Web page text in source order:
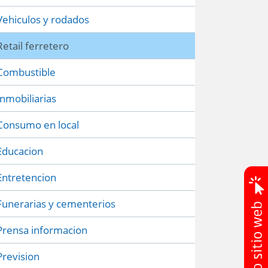
y rodados
ferretero
en local
y cementerios
informacion